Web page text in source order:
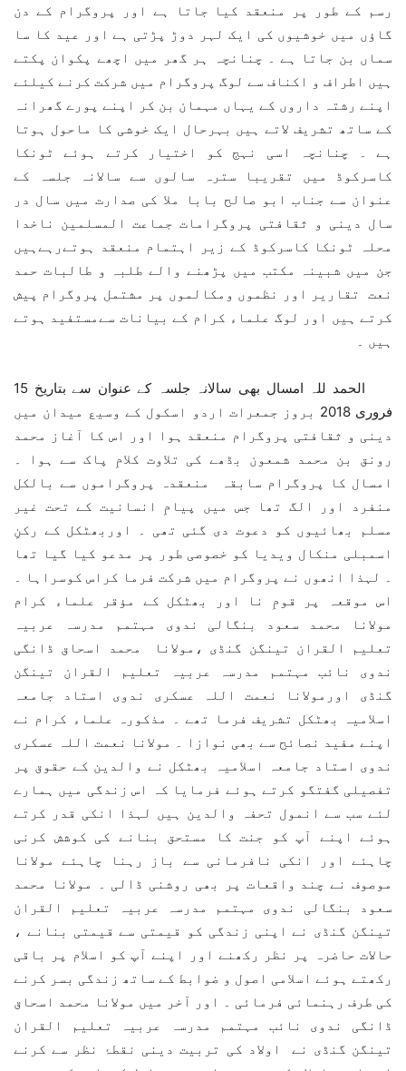
رسم کے طور پر منعقد کیا جاتا ہے اور پروگرام کے دن
گاؤں میں خوشیوں کی ایک لہر دوڑ پڑتی ہے اور عید کا سا
سماں بن جاتا ہے ۔ چنانچہ ہر گھر میں اچھے پکوان پکتے
ہیں اطراف و اکناف سے لوگ پروگرام میں شرکت کرنے کیلئے
اپنے رشتہ داروں کے یہاں مہمان بن کر اپنے پورے گھرانہ
کے ساتھ تشریف لاتے ہیں بہرحال ایک خوشی کا ماحول ہوتا
ہے ۔ چنانچہ اسی نہج کو اختیار کرتے ہوئے ٹونکا
کاسرکوڈ میں تقریبا سترہ سالوں سے سالانہ جلسہ کے
عنوان سے جناب ابو صالح بابا ملا کی صدارت میں سال در
سال دینی و ثقافتی پروگرامات جماعت المسلمین ناخدا
محلہ ٹونکا کاسرکوڈ کے زیر اہتمام منعقد ہوتےرہےہیں
جن میں شبینہ مکتب میں پڑھنے والے طلبہ و طالبات حمد
نعت تقاریر اور نظموں ومکالموں پر مشتمل پروگرام پیش
کرتے ہیں اور لوگ علماء کرام کے بیانات سےمستفید ہوتے
ہیں ۔
الحمد للہ امسال بھی سالانہ جلسہ کے عنوان سے بتاریخ 15
فروری 2018 بروز جمعرات اردو اسکول کے وسیع میدان میں
دینی و ثقافتی پروگرام منعقد ہوا اور اس کا آغاز محمد
رونق بن محمد شمعون بڈھے کی تلاوت کلامِ پاک سے ہوا ۔
امسال کا پروگرام سابقہ منعقدہ پروگراموں سے بالکل
منفرد اور الگ تھا جس میں پیامِ انسانیت کے تحت غیر
مسلم بھائیوں کو دعوت دی گئی تھی ۔ اوربھٹکل کے رکنِ
اسمبلی منکال ویدیا کو خصوصی طور پر مدعو کیا گیا تھا
۔ لہذا انھوں نے پروگرام میں شرکت فرما کراس کوسراہا ۔
اس موقعہ پر قومِ نا اور بھٹکل کے مؤقر علماء کرام
مولانا محمد سعود بنگالی ندوی مہتمم مدرسہ عربیہ
تعلیم القران تینگن گنڈی ،مولانا محمد اسحاق ڈانگی
ندوی نائب مہتمم مدرسہ عربیہ تعلیم القران تینگن
گنڈی اورمولانا نعمت اللہ عسکری ندوی استاد جامعہ
اسلامیہ بھٹکل تشریف فرما تھے ۔ مذکورہ علماء کرام نے
اپنے مفید نصائح سے بھی نوازا ۔ مولانا نعمت اللہ عسکری
ندوی استاد جامعہ اسلامیہ بھٹکل نے والدین کے حقوق پر
تفصیلی گفتگو کرتے ہوئے فرمایا کہ اس زندگی میں ہمارے
لئے سب سے انمول تحفہ والدین ہیں لہذا انکی قدر کرتے
ہوئے اپنے آپ کو جنت کا مستحق بنانے کی کوشش کرنی
چاہئے اور انکی نافرمانی سے باز رہنا چاہئے مولانا
موصوف نے چند واقعات پر بھی روشنی ڈالی ۔ مولانا محمد
سعود بنگالی ندوی مہتمم مدرسہ عربیہ تعلیم القران
تینگن گنڈی نے اپنی زندگی کو قیمتی سے قیمتی بنانے ،
حالات حاضرہ پر نظر رکھنے اور اپنے آپ کو اسلام پر باقی
رکھتے ہوئے اسلامی اصول و ضوابط کے ساتھ زندگی بسر کرنے
کی طرف رہنمائی فرمائی ۔ اور آخر میں مولانا محمد اسحاق
ڈانگی ندوی نائب مہتمم مدرسہ عربیہ تعلیم القران
تینگن گنڈی نے اولاد کی تربیت دینی نقطۂ نظر سے کرنے